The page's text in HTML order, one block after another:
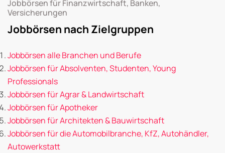
Jobbörsen für Finanzwirtschaft, Banken,
Versicherungen
Jobbörsen nach Zielgruppen
Jobbörsen alle Branchen und Berufe
Jobbörsen für Absolventen, Studenten, Young
Professionals
Jobbörsen für Agrar & Landwirtschaft
Jobbörsen für Apotheker
Jobbörsen für Architekten & Bauwirtschaft
Jobbörsen für die Automobilbranche, KfZ, Autohändler,
Autowerkstatt